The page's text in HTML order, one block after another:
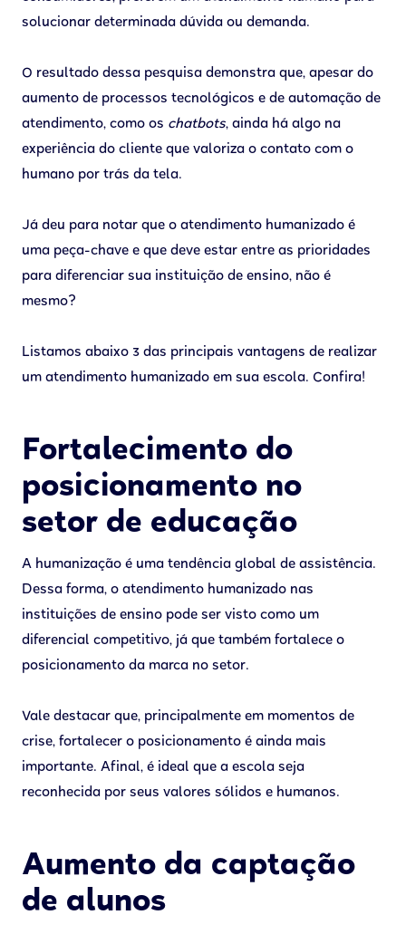
solucionar determinada dúvida ou demanda.
O resultado dessa pesquisa demonstra que, apesar do
aumento de processos tecnológicos e de automação de
atendimento, como os chatbots, ainda há algo na
experiência do cliente que valoriza o contato com o
humano por trás da tela.
Já deu para notar que o atendimento humanizado é
uma peça-chave e que deve estar entre as prioridades
para diferenciar sua instituição de ensino, não é
mesmo?
Listamos abaixo 3 das principais vantagens de realizar
um atendimento humanizado em sua escola. Confira!
Fortalecimento do
posicionamento no
setor de educação
A humanização é uma tendência global de assistência.
Dessa forma, o atendimento humanizado nas
instituições de ensino pode ser visto como um
diferencial competitivo, já que também fortalece o
posicionamento da marca no setor.
Vale destacar que, principalmente em momentos de
crise, fortalecer o posicionamento é ainda mais
importante. Afinal, é ideal que a escola seja
reconhecida por seus valores sólidos e humanos.
Aumento da captação
de alunos